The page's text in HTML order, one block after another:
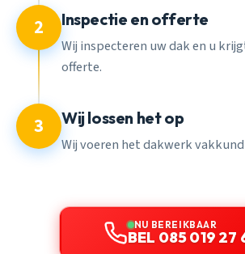
2 Inspectie en offerte
Wij inspecteren uw dak en u
offerte.
3 Wij lossen het op
Wij voeren het dakwerk
NU BEREIKBAAR
BEL 085 019 27